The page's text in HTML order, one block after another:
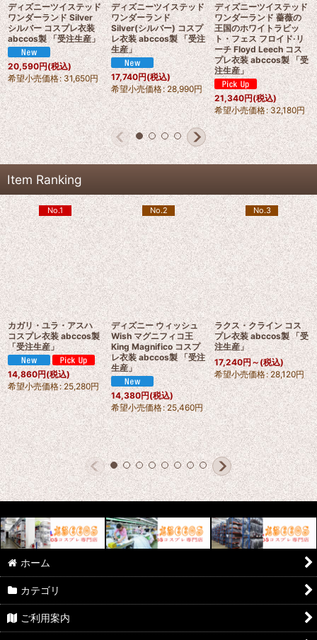
ディズニーツイステッド
ワンダーランド Silver
シルバー コスプレ衣装
abccos製 「受注生産」
20,590円(税込)
希望小売価格: 31,650円
ディズニーツイステッド
ワンダーランド
Silver(シルバー) コスプ
レ衣装 abccos製 「受注
生産」
17,740円(税込)
希望小売価格: 28,990円
ディズニーツイステッド
ワンダーランド 薔薇の
王国のホワイトラビッ
ト・フェス フロイド·リ
ーチ Floyd Leech コス
プレ衣装 abccos製 「受
注生産」
21,340円(税込)
希望小売価格: 32,180円
Item Ranking
No.1
カガリ・ユラ・アスハ
コスプレ衣装 abccos製
「受注生産」
14,860円(税込)
希望小売価格: 25,280円
No.2
ディズニー ウィッシュ
Wish マグニフィコ王
King Magnifico コスプ
レ衣装 abccos製 「受注
生産」
14,380円(税込)
希望小売価格: 25,460円
No.3
ラクス・クライン コス
プレ衣装 abccos製 「受
注生産」
17,240円～(税込)
希望小売価格: 28,120円
ホーム
カテゴリ
ご利用案内